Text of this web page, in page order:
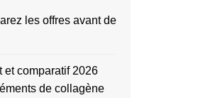
les offres avant de
et comparatif 2026
de collagène